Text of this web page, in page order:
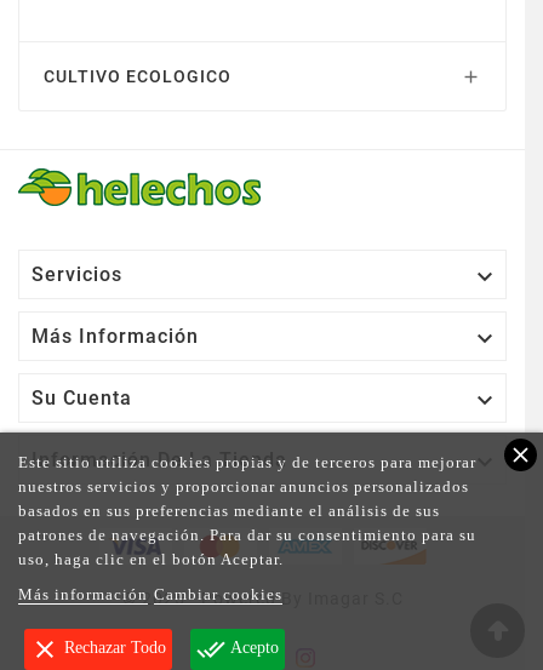
CULTIVO ECOLOGICO 
Servicios 
Más Información 
Su Cuenta 
Información De La Tienda  close
Este sitio utiliza cookies propias y de terceros para mejorar
nuestros servicios y proporcionar anuncios personalizados
basados en sus preferencias mediante el análisis de sus
patrones de navegación. Para dar su consentimiento para su
uso, haga clic en el botón Aceptar.
Más información Cambiar cookies
clear Rechazar Todo done_all Acepto
© 2025 - Powered By Imagar S.C